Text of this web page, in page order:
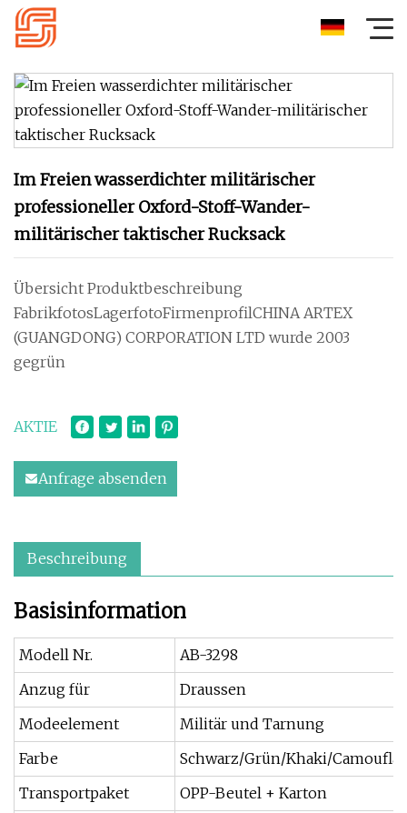
Im Freien wasserdichter militärischer
professioneller Oxford-Stoff-Wander-
militärischer taktischer Rucksack
Übersicht Produktbeschreibung
FabrikfotosLagerfotoFirmenprofilCHINA ARTEX
(GUANGDONG) CORPORATION LTD wurde 2003
gegrün
AKTIE
Anfrage absenden
Beschreibung
Basisinformation
Modell Nr.
AB-3298
Anzug für
Draussen
Modeelement
Militär und Tarnung
Farbe
Schwarz/Grün/Khaki/
Transportpaket
OPP-Beutel + Karton